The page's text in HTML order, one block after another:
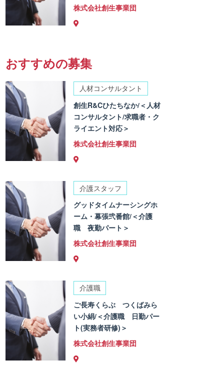
株式会社創生事業団
おすすめの募集
人材コンサルタント
創生R&Cひたちなか/＜人材
コンサルタント/求職者・ク
ライエント対応＞
株式会社創生事業団
介護スタッフ
グッドタイムナーシングホ
ーム・幕張弐番館/＜介護
職 夜勤パート＞
株式会社創生事業団
介護職
ご長寿くらぶ つくばみら
い小絹/＜介護職 日勤パー
ト(実務者研修)＞
株式会社創生事業団